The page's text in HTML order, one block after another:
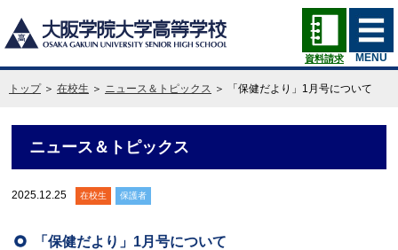
資料請求 MENU
トップ＞ 在校生 ＞ ニュース＆トピックス ＞ 「保健だより」1月号について
ニュース＆トピックス
2025.12.25 在校生 保護者
「保健だより」1月号について